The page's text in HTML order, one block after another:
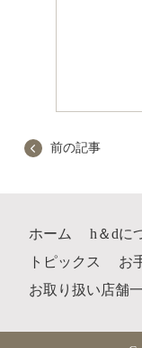
前の記事
ホーム h＆dに
トピックス
お
お取り扱い店舗